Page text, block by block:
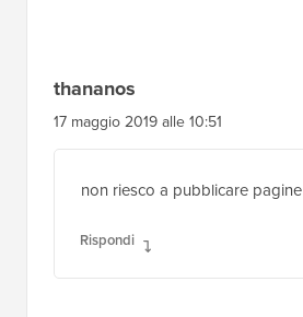
thananos
17 maggio 2019 alle 10:51
non riesco a pubblicare pagine
Rispondi